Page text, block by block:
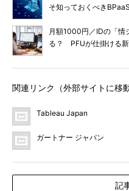
そ知っておくべき
月額1000円／IDの「情
る？ PFUが仕掛ける
関連リンク（外部サイトに移
Tableau Japan
ガートナー ジャパン
記